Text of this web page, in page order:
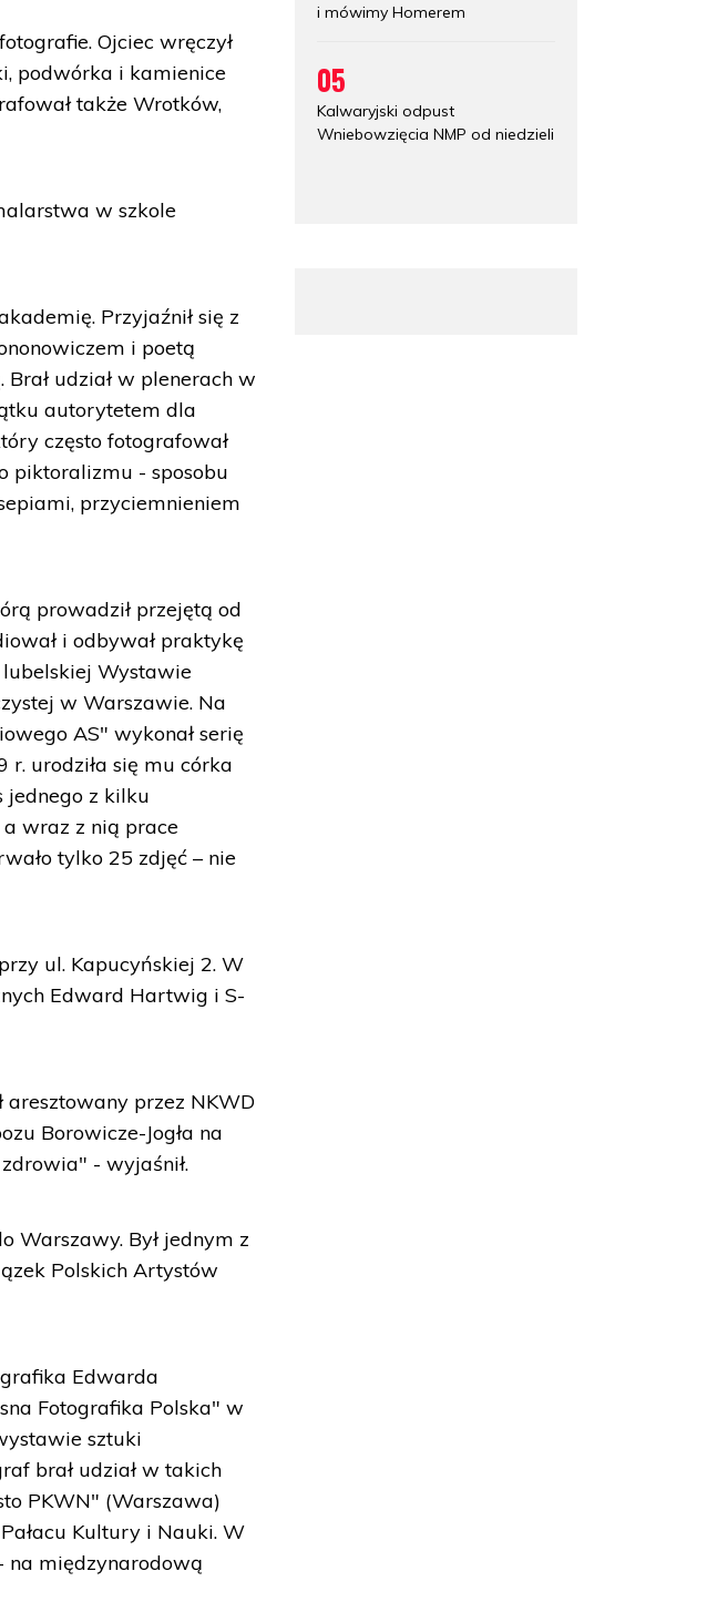
Ojciec wręczył
podwórka i kamienice
także Wrotków,
w szkole
Przyjaźnił się z
i poetą
udział w plenerach w
autorytetem dla
często fotografował
piktoralizmu - sposobu
przyciemnieniem
prowadził przejętą od
i odbywał praktykę
Wystawie
w Warszawie. Na
AS" wykonał serię
urodziła się mu córka
jednego z kilku
a wraz z nią prace
tylko 25 zdjęć – nie
ul. Kapucyńskiej 2. W
Edward Hartwig i S-
przez NKWD
Borowicze-Jogła na
- wyjaśnił.
Warszawy. Był jednym z
Polskich Artystów
Edwarda
Fotografika Polska" w
sztuki
brał udział w takich
PKWN" (Warszawa)
Kultury i Nauki. W
na międzynarodową
i mówimy Homerem
05
Kalwaryjski odpust
Wniebowzięcia NMP od niedzieli